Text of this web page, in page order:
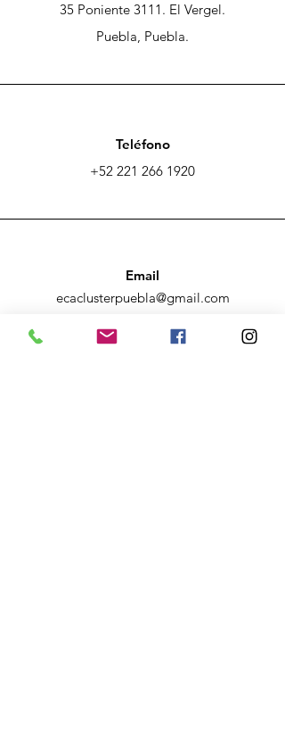
35 Poniente 3111. El Vergel.
Puebla, Puebla.
Teléfono
+52 221 266 1920
Email
ecaclusterpuebla@gmail.com